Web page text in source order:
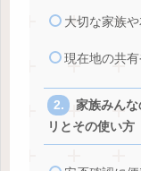
大切な家族
現在地の共
家族みん
リとその使い方